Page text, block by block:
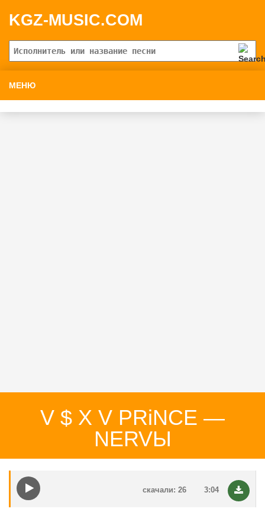
KGZ-MUSIC.COM
МЕНЮ
V $ X V PRiNCE —
NERVЫ
3:04
скачали: 26